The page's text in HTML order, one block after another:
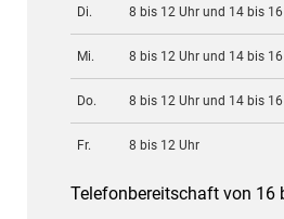
Di. 8 bis 12 Uhr und 14 bis
Mi. 8 bis 12 Uhr und 14 bis
Do. 8 bis 12 Uhr und 14 bis
Fr. 8 bis 12 Uhr
Telefonbereitschaft von 16